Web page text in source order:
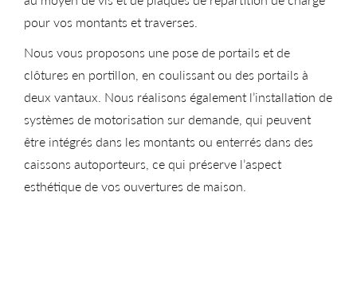
pour vos montants et traverses.
Nous vous proposons une pose de portails et de
clôtures en portillon, en coulissant ou des portails à
deux vantaux. Nous réalisons également l’installation de
systèmes de motorisation sur demande, qui peuvent
être intégrés dans les montants ou enterrés dans des
caissons autoporteurs, ce qui préserve l’aspect
esthétique de vos ouvertures de maison.